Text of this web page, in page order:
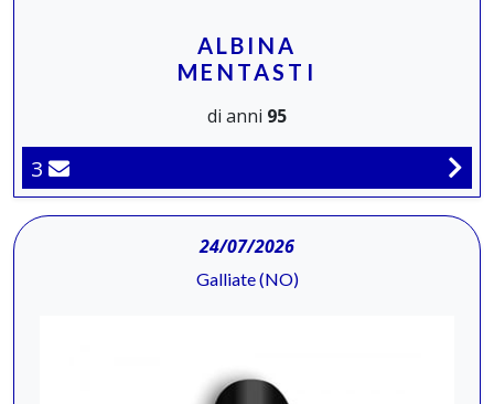
ALBINA
MENTASTI
di anni 95
3
24/07/2026
Galliate (NO)